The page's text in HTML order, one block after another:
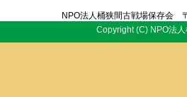
NPO法人桶狭間古戦場保存
Copyright (C) NPO法